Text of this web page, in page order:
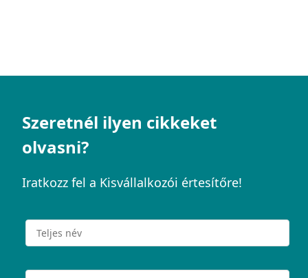
Szeretnél ilyen cikkeket
olvasni?
Iratkozz fel a Kisvállalkozói értesítőre!